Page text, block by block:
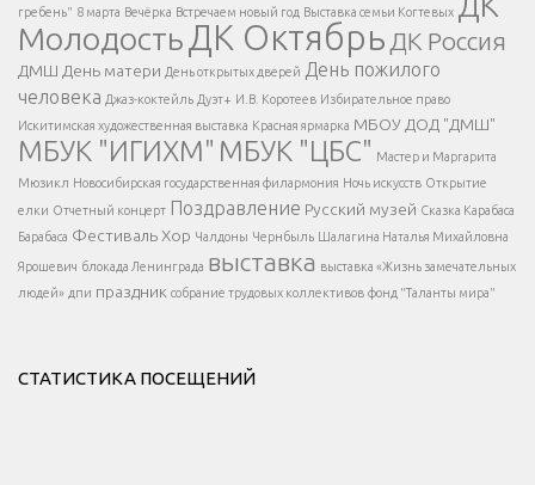
Напишите нам
</span >
Написать
</button >
</div >
</div > </div >
гребень" 8 марта Вечёрка Встречаем новый год Выставка семьи Когтевых
МолодостьДК Октябрь ДК Россия
ДМШ День матери День открытых дверей День пожилого
человека Джаз-коктейль Дуэт+ И.В. Коротеев Избирательное право
Искитимская художественная выставка Красная ярмарка МБОУ ДОД "ДМШ"
МБУК "ИГИХМ" МБУК "ЦБС" Мастер и Маргарита
Мюзикл Новосибирская государственная филармония Ночь искусств Открытие
елки Отчетный концерт Поздравление Русский музей Сказка Карабаса
Барабаса Фестиваль Хор Чалдоны Чернбыль Шалагина Наталья Михайловна
Ярошевич блокада Ленинграда выставка выставка «Жизнь замечательных
людей» дпи праздник собрание трудовых коллективов фонд "Таланты мира"
СТАТИСТИКА ПОСЕЩЕНИЙ